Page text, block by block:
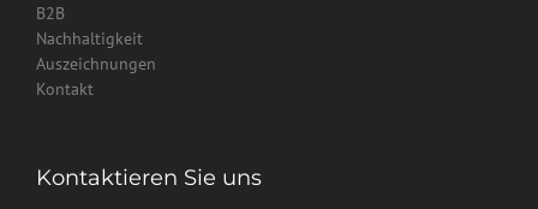
B2B
Nachhaltigkeit
Auszeichnungen
Kontakt
Kontaktieren Sie uns